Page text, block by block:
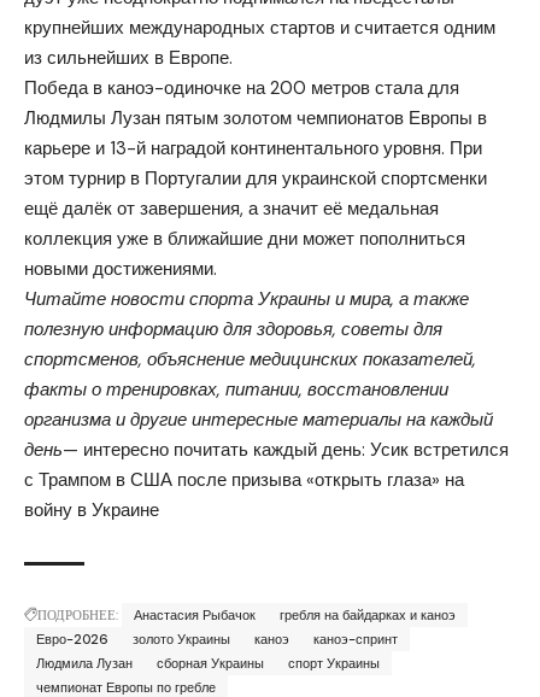
крупнейших международных стартов и считается одним
из сильнейших в Европе.
Победа в каноэ-одиночке на 200 метров стала для
Людмилы Лузан пятым золотом чемпионатов Европы в
карьере и 13-й наградой континентального уровня. При
этом турнир в Португалии для украинской спортсменки
ещё далёк от завершения, а значит её медальная
коллекция уже в ближайшие дни может пополниться
новыми достижениями.
Читайте новости спорта Украины и мира, а также
полезную информацию для здоровья, советы для
спортсменов, объяснение медицинских показателей,
факты о тренировках, питании, восстановлении
организма и другие интересные материалы на каждый
день— интересно почитать каждый день: Усик встретился
с Трампом в США после призыва «открыть глаза» на
войну в Украине
ПОДРОБНЕЕ: Анастасия Рыбачок
гребля на байдарках и каноэ
Евро-2026
золото Украины каноэ
каноэ-спринт
Людмила Лузан
сборная Украины
спорт Украины
чемпионат Европы по гребле